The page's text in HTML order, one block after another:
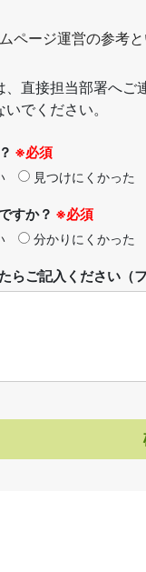
ページ運営の参考
直接担当部署へご
でください。
※必須
見つけにくかった
すか？ ※必須
分かりにくかった
らご記入ください